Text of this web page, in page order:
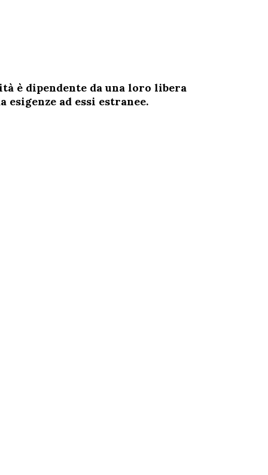
è dipendente da una loro libera
ad essi estranee.